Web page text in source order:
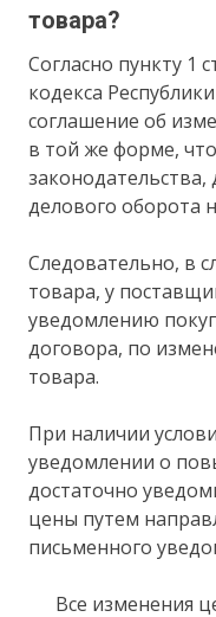
товара?
Согласно пункту 1
кодекса
соглашение об
в той же форме,
делового оборота
Следовательно, в
товара, у
уведомлению
договора, по
товара.
При наличии
уведомлении о
достаточно
цены путем
письменного
Все изменения